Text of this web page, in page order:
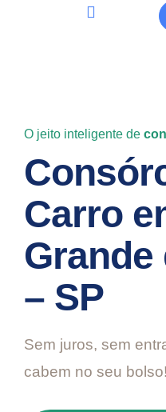
O jeito inteligente de
Carro
Grande
– SP
Sem juros, sem
cabem no seu bolso!